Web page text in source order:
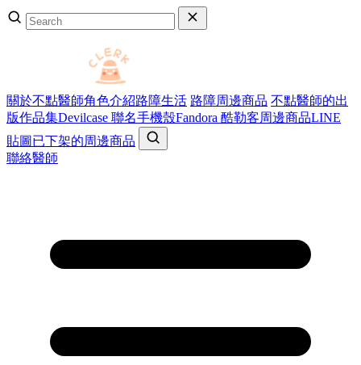
關於不點醫師角色介紹路障生活 路障周邊商品 不點醫師的出
版作品集Devilcase 聯名手機殼Fandora 酷勒客周邊商品LINE
貼圖 已下架的周邊商品
聯絡醫師